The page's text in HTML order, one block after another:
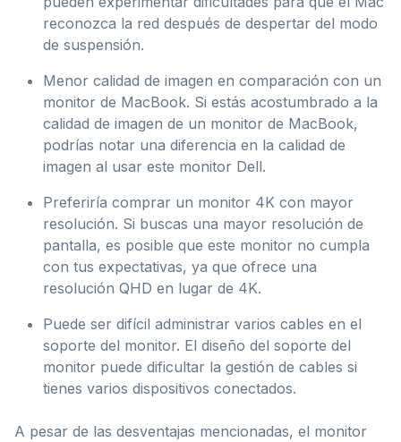
reconozca la red después de despertar del modo
de suspensión.
Menor calidad de imagen en comparación con un
monitor de MacBook. Si estás acostumbrado a la
calidad de imagen de un monitor de MacBook,
podrías notar una diferencia en la calidad de
imagen al usar este monitor Dell.
Preferiría comprar un monitor 4K con mayor
resolución. Si buscas una mayor resolución de
pantalla, es posible que este monitor no cumpla
con tus expectativas, ya que ofrece una
resolución QHD en lugar de 4K.
Puede ser difícil administrar varios cables en el
soporte del monitor. El diseño del soporte del
monitor puede dificultar la gestión de cables si
tienes varios dispositivos conectados.
A pesar de las desventajas mencionadas, el monitor